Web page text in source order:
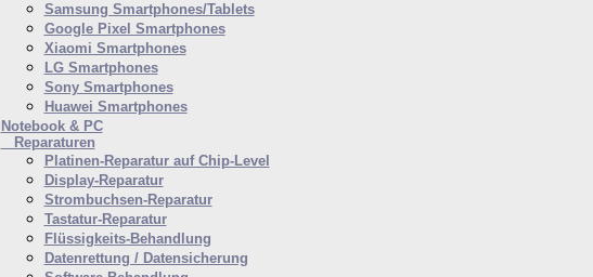
Samsung Smartphones/Tablets
Google Pixel Smartphones
Xiaomi Smartphones
LG Smartphones
Sony Smartphones
Huawei Smartphones
Notebook & PC
Reparaturen
Platinen-Reparatur auf Chip-Level
Display-Reparatur
Strombuchsen-Reparatur
Tastatur-Reparatur
Flüssigkeits-Behandlung
Datenrettung / Datensicherung